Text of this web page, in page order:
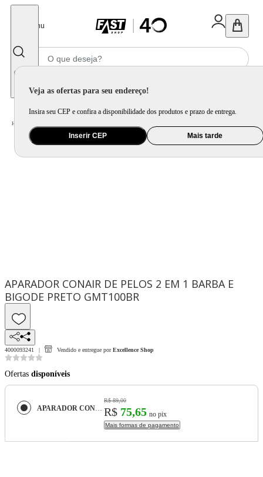
Menu
Veja as ofertas para seu endereço!
Insira seu CEP e confira a disponibilidade dos produtos e prazo de entrega.
Inserir CEP Mais tarde
Home
APARADOR CONAIR DE PELOS 2 EM 1 BARBA E
BIGODE PRETO GMT100BR
4000093241 Vendido e entregue por Excellence Shop
Ofertas disponíveis
APARADOR CONAIR DE PELOS 2 EM 1 BARBA E BIGODE PRETO GMT100BR
R$ 89,00
R$ 75,65 no pix
Mais formas de pagamento